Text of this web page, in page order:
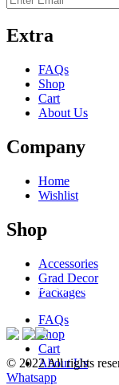
Extra
FAQs
Shop
Cart
About Us
Company
Home
Wishlist
Shop
Accessories
Grad Decor
Packages
FAQs
Shop
Cart
About Us
ACCEPTED PAYMENTS
© 2022 All rights
Whatsapp